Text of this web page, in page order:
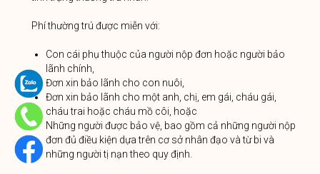
Phí thường trú được miễn với:
Con cái phụ thuộc của người nộp đơn hoặc người bảo
lãnh chính,
Đơn xin bảo lãnh cho con nuôi,
Đơn xin bảo lãnh cho một anh, chị, em gái, cháu gái,
cháu trai hoặc cháu mồ côi, hoặc
Những người được bảo vệ, bao gồm cả những người nộp
đơn đủ điều kiện dựa trên cơ sở nhân đạo và từ bi và
những người tị nạn theo quy định.